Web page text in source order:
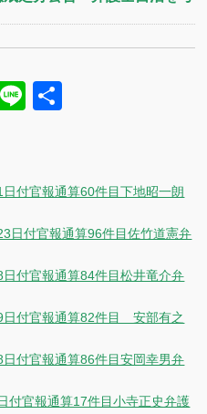
Hatena
Line
日付官報通算60件目下地昭一朗
日付官報通算96件目佐竹道憲弁
日付官報通算84件目松井竜介弁
日付官報通算82件目 安部有之
日付官報通算86件目安岡幸男弁
付官報通算17件目小寺正史弁護